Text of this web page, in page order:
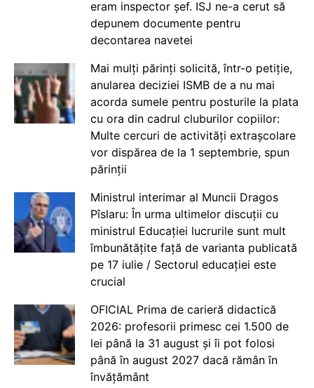
eram inspector șef. ISJ ne-a cerut să
depunem documente pentru
decontarea navetei
Mai mulți părinți solicită, într-o petiție,
anularea deciziei ISMB de a nu mai
acorda sumele pentru posturile la plata
cu ora din cadrul cluburilor copiilor:
Multe cercuri de activități extrașcolare
vor dispărea de la 1 septembrie, spun
părinții
Ministrul interimar al Muncii Dragos
Pîslaru: În urma ultimelor discuții cu
ministrul Educației lucrurile sunt mult
îmbunătățite față de varianta publicată
pe 17 iulie / Sectorul educației este
crucial
OFICIAL Prima de carieră didactică
2026: profesorii primesc cei 1.500 de
lei până la 31 august și îi pot folosi
până în august 2027 dacă rămân în
învățământ